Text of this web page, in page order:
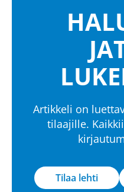
Artikkeli on
tilaajille.
Tilaa lehti